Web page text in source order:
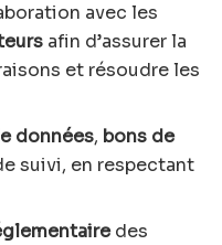
avec les
afin d’assurer la
et résoudre les
données, bons de
suivi, en respectant
des